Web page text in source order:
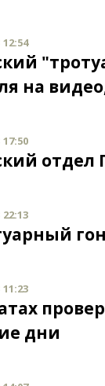
на
дни